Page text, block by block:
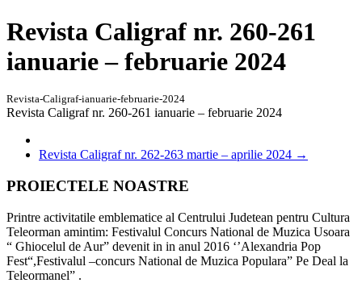
Revista Caligraf nr. 260-261
ianuarie – februarie 2024
Revista-Caligraf-ianuarie-februarie-2024
Revista Caligraf nr. 260-261 ianuarie – februarie 2024
Revista Caligraf nr. 262-263 martie – aprilie 2024 →
PROIECTELE NOASTRE
Printre activitatile emblematice al Centrului Judetean pentru Cultura
Teleorman amintim: Festivalul Concurs National de Muzica Usoara
“ Ghiocelul de Aur” devenit in in anul 2016 ‘’Alexandria Pop
Fest“,Festivalul –concurs National de Muzica Populara” Pe Deal la
Teleormanel” .